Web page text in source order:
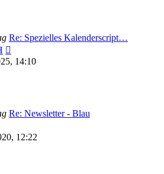
Re: Spezielles Kalenderscript…
Beitrag
14:10
Re: Newsletter - Blau
12:22